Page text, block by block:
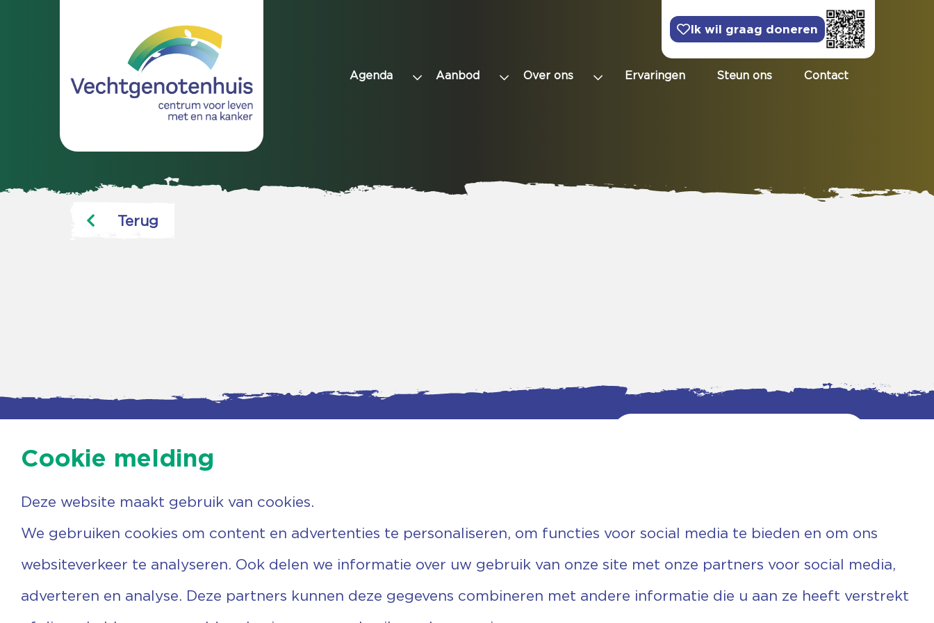
Ik wil graag doneren
Agenda Aanbod Over ons Ervaringen Steun ons Contact
Terug
Agenda
Nieuwsbrief
Vrijwilligers
Steun ons
Contactgegevens
7731 PA Ommen
0529 455 767
info@vechtgenoten.nl
Fiscaal: 819280288
Rek.nr: NL85RABO0127579230
Cookie melding
Deze website maakt gebruik van cookies.
We gebruiken cookies om content en advertenties te personaliseren, om functies voor social media te bieden en om ons
websiteverkeer te analyseren. Ook delen we informatie over uw gebruik van onze site met onze partners voor social media,
adverteren en analyse. Deze partners kunnen deze gegevens combineren met andere informatie die u aan ze heeft verstrekt